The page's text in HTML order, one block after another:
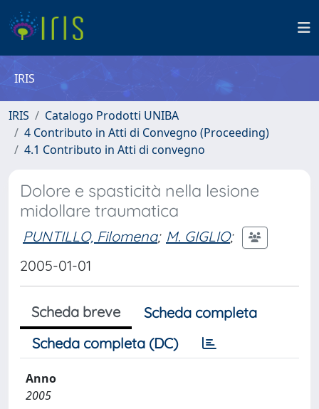
IRIS
IRIS
Catalogo Prodotti UNIBA
4 Contributo in Atti di Convegno (Proceeding)
4.1 Contributo in Atti di convegno
Dolore e spasticità nella lesione
midollare traumatica
PUNTILLO, Filomena; M. GIGLIO;
2005-01-01
Scheda breve
Scheda completa
Scheda completa (DC)
Anno
2005